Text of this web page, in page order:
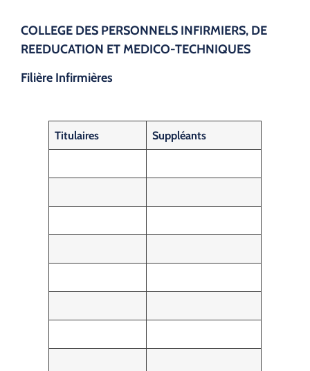
COLLEGE DES PERSONNELS INFIRMIERS, DE
REEDUCATION ET MEDICO-TECHNIQUES
Filière Infirmières
Titulaires Suppléants